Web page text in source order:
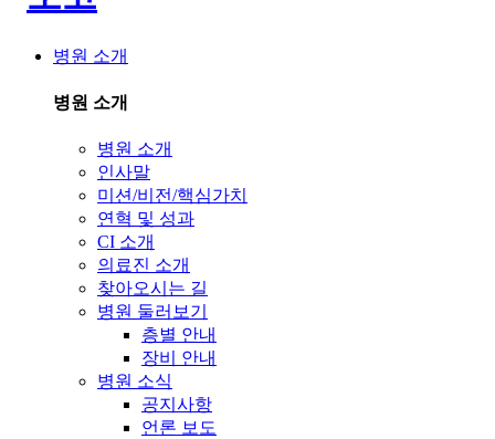
병원 소개
병원 소개
병원 소개
인사말
미션/비전/핵심가치
연혁 및 성과
CI 소개
의료진 소개
찾아오시는 길
병원 둘러보기
층별 안내
장비 안내
병원 소식
공지사항
언론 보도